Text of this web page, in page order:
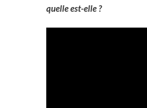
quelle est-elle ?